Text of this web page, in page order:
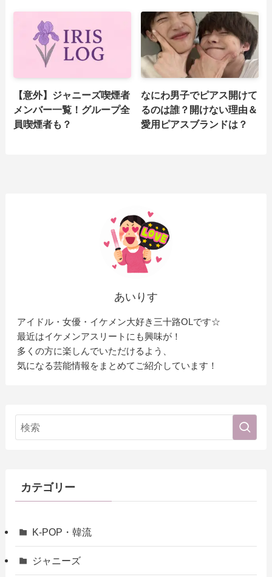
【意外】ジャニーズ喫煙者
メンバー一覧！グループ全
員喫煙者も？
なにわ男子でピアス開けて
るのは誰？開けない理由＆
愛用ピアスブランドは？
あいりす
アイドル・女優・イケメン大好き三十路OLです☆
最近はイケメンアスリートにも興味が！
多くの方に楽しんでいただけるよう、
気になる芸能情報をまとめてご紹介しています！
カテゴリー
K-POP・韓流
ジャニーズ